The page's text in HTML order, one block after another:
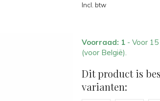
Incl. btw
Voorraad: 1 - Voor
(voor België).
Dit product is
varianten: